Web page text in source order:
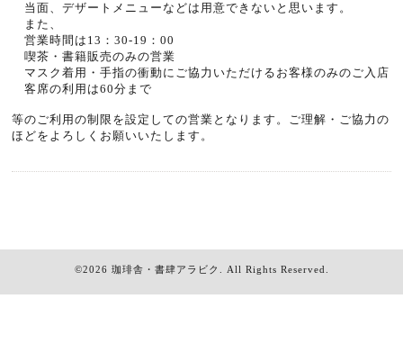
当面、デザートメニューなどは用意できないと思います。
また、
営業時間は13：30-19：00
喫茶・書籍販売のみの営業
マスク着用・手指の衝動にご協力いただけるお客様のみのご入店
客席の利用は60分まで
等のご利用の制限を設定しての営業となります。ご理解・ご協力の
ほどをよろしくお願いいたします。
©2026 珈琲舎・書肆アラビク . All Rights Reserved.